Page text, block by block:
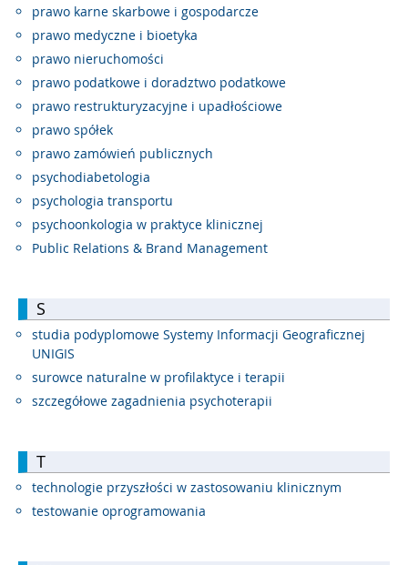
prawo karne skarbowe i gospodarcze
prawo medyczne i bioetyka
prawo nieruchomości
prawo podatkowe i doradztwo podatkowe
prawo restrukturyzacyjne i upadłościowe
prawo spółek
prawo zamówień publicznych
psychodiabetologia
psychologia transportu
psychoonkologia w praktyce klinicznej
Public Relations & Brand Management
S
studia podyplomowe Systemy Informacji Geograficznej
UNIGIS
surowce naturalne w profilaktyce i terapii
szczegółowe zagadnienia psychoterapii
T
technologie przyszłości w zastosowaniu klinicznym
testowanie oprogramowania